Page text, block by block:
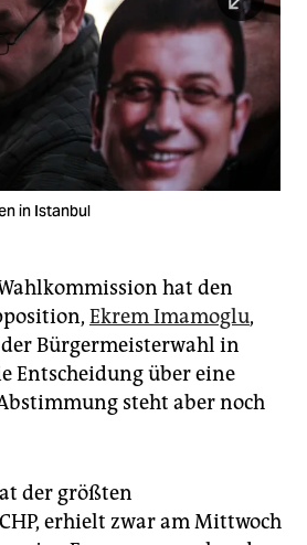
in Istanbul
hat den
Ekrem Imamoglu,
Bürgermeisterwahl in
Entscheidung über eine
steht aber noch
der größten
erhielt zwar am Mittwoch